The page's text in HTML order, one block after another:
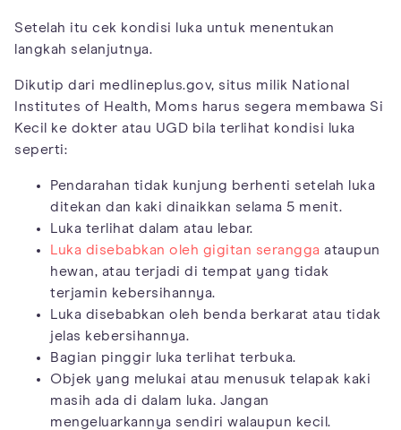
Setelah itu cek kondisi luka untuk menentukan
langkah selanjutnya.
Dikutip dari medlineplus.gov, situs milik National
Institutes of Health, Moms harus segera membawa Si
Kecil ke dokter atau UGD bila terlihat kondisi luka
seperti:
Pendarahan tidak kunjung berhenti setelah luka
ditekan dan kaki dinaikkan selama 5 menit.
Luka terlihat dalam atau lebar.
Luka disebabkan oleh gigitan serangga ataupun
hewan, atau terjadi di tempat yang tidak
terjamin kebersihannya.
Luka disebabkan oleh benda berkarat atau tidak
jelas kebersihannya.
Bagian pinggir luka terlihat terbuka.
Objek yang melukai atau menusuk telapak kaki
masih ada di dalam luka. Jangan
mengeluarkannya sendiri walaupun kecil.